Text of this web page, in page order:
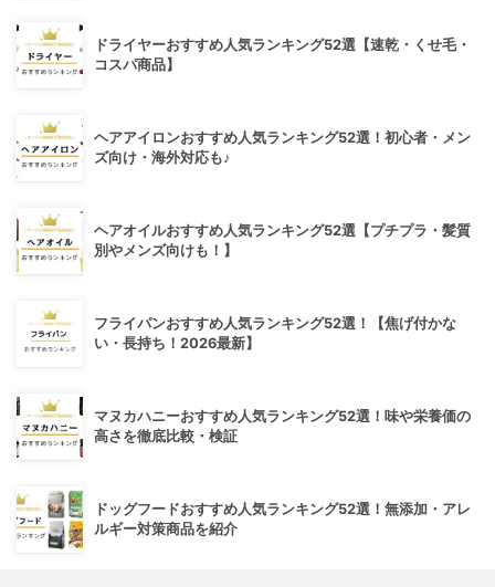
ドライヤーおすすめ人気ランキング52選【速乾・くせ毛・
コスパ商品】
ヘアアイロンおすすめ人気ランキング52選！初心者・メン
ズ向け・海外対応も♪
ヘアオイルおすすめ人気ランキング52選【プチプラ・髪質
別やメンズ向けも！】
フライパンおすすめ人気ランキング52選！【焦げ付かな
い・長持ち！2026最新】
マヌカハニーおすすめ人気ランキング52選！味や栄養価の
高さを徹底比較・検証
ドッグフードおすすめ人気ランキング52選！無添加・アレ
ルギー対策商品を紹介